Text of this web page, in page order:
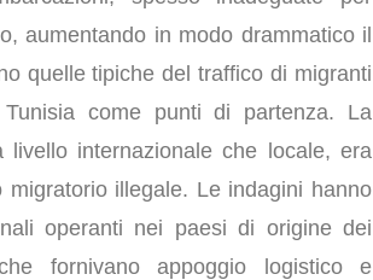
aumentando in modo drammatico il
quelle tipiche del traffico di migranti
come punti di partenza. La
internazionale che locale, era
illegale. Le indagini hanno
operanti nei paesi di origine dei
fornivano appoggio logistico e